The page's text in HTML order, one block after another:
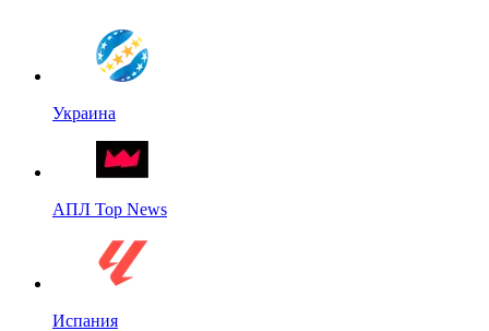
Украина
АПЛ Top News
Испания